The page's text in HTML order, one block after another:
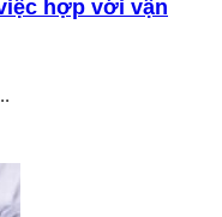
hợp với vận